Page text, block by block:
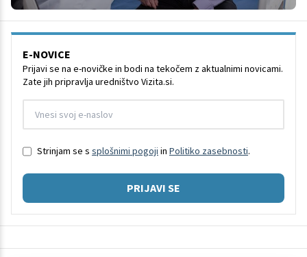
E-NOVICE
Prijavi se na e-novičke in bodi na tekočem z aktualnimi novicami.
Zate jih pripravlja uredništvo Vizita.si.
Strinjam se s splošnimi pogoji in Politiko zasebnosti.
PRIJAVI SE